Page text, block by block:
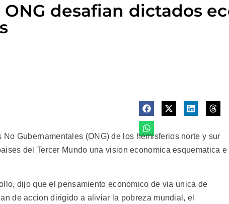
ONG desafian dictados
Gubernamentales (ONG) de los hemisferios norte y sur
del Tercer Mundo una vision economica esquematica e
dijo que el pensamiento economico de via unica de
de accion dirigido a aliviar la pobreza mundial, el